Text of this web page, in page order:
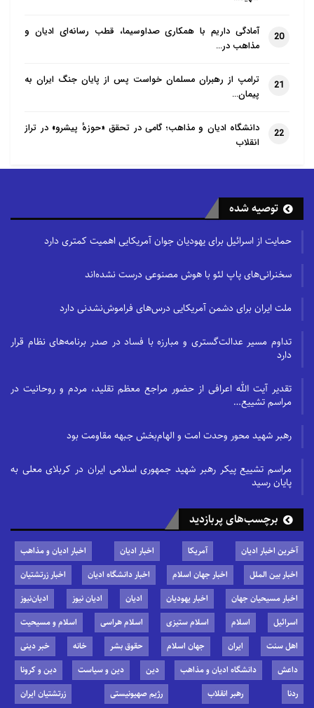
20
آمادگی داریم با همکاری صداوسیما، قطب رسانه‌ای ادیان و
مذاهب در…
21
ترامپ از رهبران مسلمان خواست پس از پایان جنگ ایران به
پیمان…
22
دانشگاه ادیان و مذاهب؛ گامی در تحقق «حوزهٔ پیشرو» در تراز
انقلاب
توصیه شده
حمایت از اسرائیل برای یهودیان جوان آمریکایی اهمیت کمتری دارد
سخنرانی‌های پاپ لئو با هوش مصنوعی درست نشده‌اند
ملت ایران برای دشمن آمریکایی درس‌های فراموش‌نشدنی دارد
تداوم مسیر عدالت‌گستری و مبارزه با فساد در صدر برنامه‌های نظام قرار
دارد
تقدیر آیت الله اعرافی از حضور مراجع معظم تقلید، مردم و روحانیت در
مراسم تشییع…
رهبر شهید محور وحدت امت و الهام‌بخش جبهه مقاومت بود
مراسم تشییع پیکر رهبر شهید جمهوری اسلامی ایران در کربلای معلی به
پایان رسید
برچسب‌های پربازدید
آخرین اخبار ادیان آمریکا اخبار ادیان
اخبار ادیان و مذاهب
اخبار بین الملل
اخبار جهان اسلام اخبار دانشگاه ادیان
اخبار زرتشتیان
اخبار مسیحیان جهان
اخبار یهودیان ادیان ادیان نیوز
ادیان‌نیوز
اسرائیل
اسلام اسلام ستیزی اسلام هراسی
اسلام و مسیحیت
اهل سنت
ایران جهان اسلام حقوق بشر خانه
خبر دینی
داعش
دانشگاه ادیان و مذاهب دین دین و سیاست
دین و کرونا
ردنا
رهبر انقلاب رژیم صهیونیستی زرتشتیان ایران